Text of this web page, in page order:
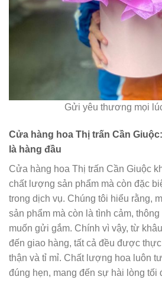
Gửi yêu thương mọi
Cửa hàng hoa Thị trấn Cần
là hàng đầu
Cửa hàng hoa Thị trấn Cần Giuộc
chất lượng sản phẩm mà còn đặc
trong dịch vụ. Chúng tôi hiểu rằng,
sản phẩm mà còn là tình cảm,
muốn gửi gắm. Chính vì vậy, từ
đến giao hàng, tất cả đều được
thận và tỉ mỉ. Chất lượng hoa luôn
đúng hẹn, mang đến sự hài lòng tối